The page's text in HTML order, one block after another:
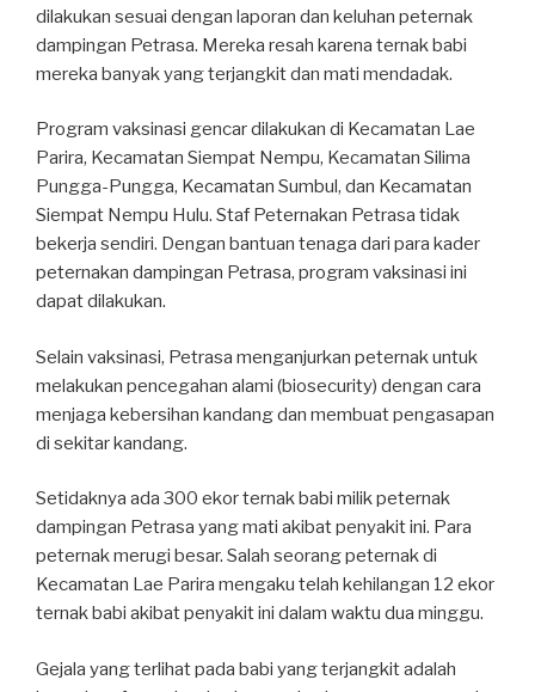
dilakukan sesuai dengan laporan dan keluhan peternak
dampingan Petrasa. Mereka resah karena ternak babi
mereka banyak yang terjangkit dan mati mendadak.
Program vaksinasi gencar dilakukan di Kecamatan Lae
Parira, Kecamatan Siempat Nempu, Kecamatan Silima
Pungga-Pungga, Kecamatan Sumbul, dan Kecamatan
Siempat Nempu Hulu. Staf Peternakan Petrasa tidak
bekerja sendiri. Dengan bantuan tenaga dari para kader
peternakan dampingan Petrasa, program vaksinasi ini
dapat dilakukan.
Selain vaksinasi, Petrasa menganjurkan peternak untuk
melakukan pencegahan alami (biosecurity) dengan cara
menjaga kebersihan kandang dan membuat pengasapan
di sekitar kandang.
Setidaknya ada 300 ekor ternak babi milik peternak
dampingan Petrasa yang mati akibat penyakit ini. Para
peternak merugi besar. Salah seorang peternak di
Kecamatan Lae Parira mengaku telah kehilangan 12 ekor
ternak babi akibat penyakit ini dalam waktu dua minggu.
Gejala yang terlihat pada babi yang terjangkit adalah